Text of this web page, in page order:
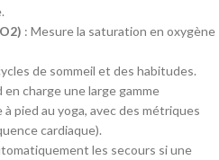
: Mesure la saturation en oxygène
de sommeil et des habitudes.
en charge une large gamme
pied au yoga, avec des métriques
cardiaque).
les secours si une